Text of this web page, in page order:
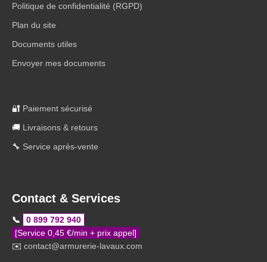
Politique de confidentialité (RGPD)
Plan du site
Documents utiles
Envoyer mes documents
🔐 Paiement sécurisé
🚚 Livraisons & retours
🔧 Service après-vente
Contact & Services
📞
0 899 792 940
[Service 0,45 €/min + prix appel]
✉️ contact@armurerie-lavaux.com